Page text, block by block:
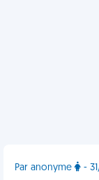
Par anonyme -